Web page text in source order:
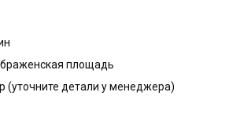
площадь
(уточните детали у менеджера)